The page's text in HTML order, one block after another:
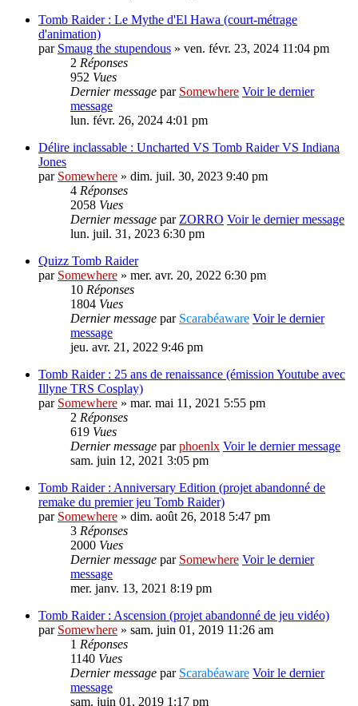
Tomb Raider : Le Mythe d'El Hawa (court-métrage
d'animation)
par Smaug the stupendous » ven. févr. 23, 2024 11:04 pm
2 Réponses
952 Vues
Dernier message par Somewhere Voir le dernier
message
lun. févr. 26, 2024 4:01 pm
Délire inclassable : Uncharted VS Tomb Raider VS Indiana
Jones
par Somewhere » dim. juil. 30, 2023 9:40 pm
4 Réponses
2058 Vues
Dernier message par ZORRO Voir le dernier message
lun. juil. 31, 2023 6:30 pm
Quizz Tomb Raider
par Somewhere » mer. avr. 20, 2022 6:30 pm
10 Réponses
1804 Vues
Dernier message par Scarabéaware Voir le dernier
message
jeu. avr. 21, 2022 9:46 pm
Tomb Raider : 25 ans de renaissance (émission Youtube avec
Illyne TRS Cosplay)
par Somewhere » mar. mai 11, 2021 5:55 pm
2 Réponses
619 Vues
Dernier message parphoenlx Voir le dernier message
sam. juin 12, 2021 3:05 pm
Tomb Raider : Anniversary Edition (projet abandonné de
remake du premier jeu Tomb Raider)
par Somewhere » dim. août 26, 2018 5:47 pm
3 Réponses
2000 Vues
Dernier message par Somewhere Voir le dernier
message
mer. janv. 13, 2021 8:19 pm
Tomb Raider : Ascension (projet abandonné de jeu vidéo)
par Somewhere » sam. juin 01, 2019 11:26 am
1 Réponses
1140 Vues
Dernier message par Scarabéaware Voir le dernier
message
sam. juin 01, 2019 1:17 pm